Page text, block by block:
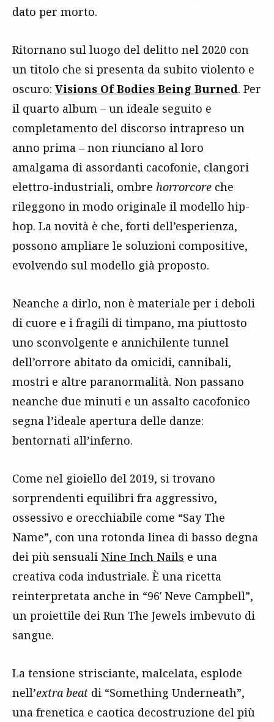
dato per morto.
Ritornano sul luogo del delitto nel 2020 con
un titolo che si presenta da subito violento e
oscuro: Visions Of Bodies Being Burned. Per
il quarto album – un ideale seguito e
completamento del discorso intrapreso un
anno prima – non riunciano al loro
amalgama di assordanti cacofonie, clangori
elettro-industriali, ombre horrorcore che
rileggono in modo originale il modello hip-
hop. La novità è che, forti dell’esperienza,
possono ampliare le soluzioni compositive,
evolvendo sul modello già proposto.
Neanche a dirlo, non è materiale per i deboli
di cuore e i fragili di timpano, ma piuttosto
uno sconvolgente e annichilente tunnel
dell’orrore abitato da omicidi, cannibali,
mostri e altre paranormalità. Non passano
neanche due minuti e un assalto cacofonico
segna l’ideale apertura delle danze:
bentornati all’inferno.
Come nel gioiello del 2019, si trovano
sorprendenti equilibri fra aggressivo,
ossessivo e orecchiabile come “Say The
Name”, con una rotonda linea di basso degna
dei più sensuali Nine Inch Nails e una
creativa coda industriale. È una ricetta
reinterpretata anche in “96′ Neve Campbell”,
un proiettile dei Run The Jewels imbevuto di
sangue.
La tensione strisciante, malcelata, esplode
nell’extra beat di “Something Underneath”,
una frenetica e caotica decostruzione del più